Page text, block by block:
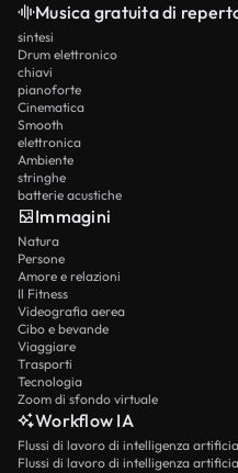
Musica gratuita di
sintesi
Drum elettronico
chiavi
pianoforte
Cinematica
Smooth
elettronica
Ambiente
stringhe
batterie acustiche
Immagini
Natura
Persone
Amore e relazioni
Il Fitness
Videografia aerea
Cibo e bevande
Viaggiare
Trasporti
Tecnologia
Zoom di sfondo virtuale
Workflow IA
Flussi di lavoro di intelligenza